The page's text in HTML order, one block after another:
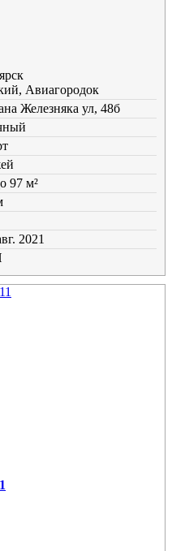
Авиагородок
Железняка ул, 48б
97 м²
2021